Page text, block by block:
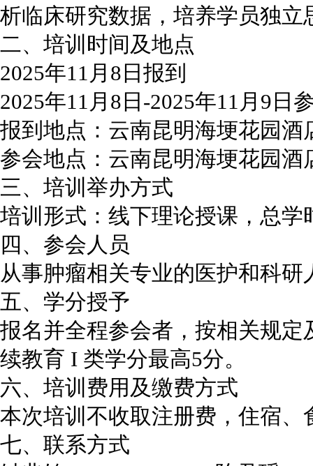
析临床研究数据，培养学员独立
二、培训时间及地点
2025年11月8日报到
2025年11月8日-2025年11月9日
报到地点：云南昆明海埂花园酒
参会地点：云南昆明海埂花园酒
三、培训举办方式
培训形式：线下理论授课，总学
四、参会人员
从事肿瘤相关专业的医护和科研
五、学分授予
报名并全程参会者，按相关规定
续教育 I 类学分最高5分。
六、培训费用及缴费方式
本次培训不收取注册费，住宿、
七、联系方式